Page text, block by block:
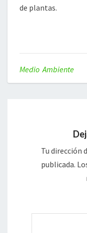
de plantas.
Medio Ambiente
Tu dirección
publicada.